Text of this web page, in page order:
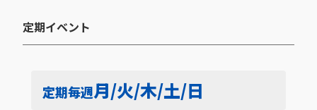
定期イベント​
定期毎週月/火/木/土/日